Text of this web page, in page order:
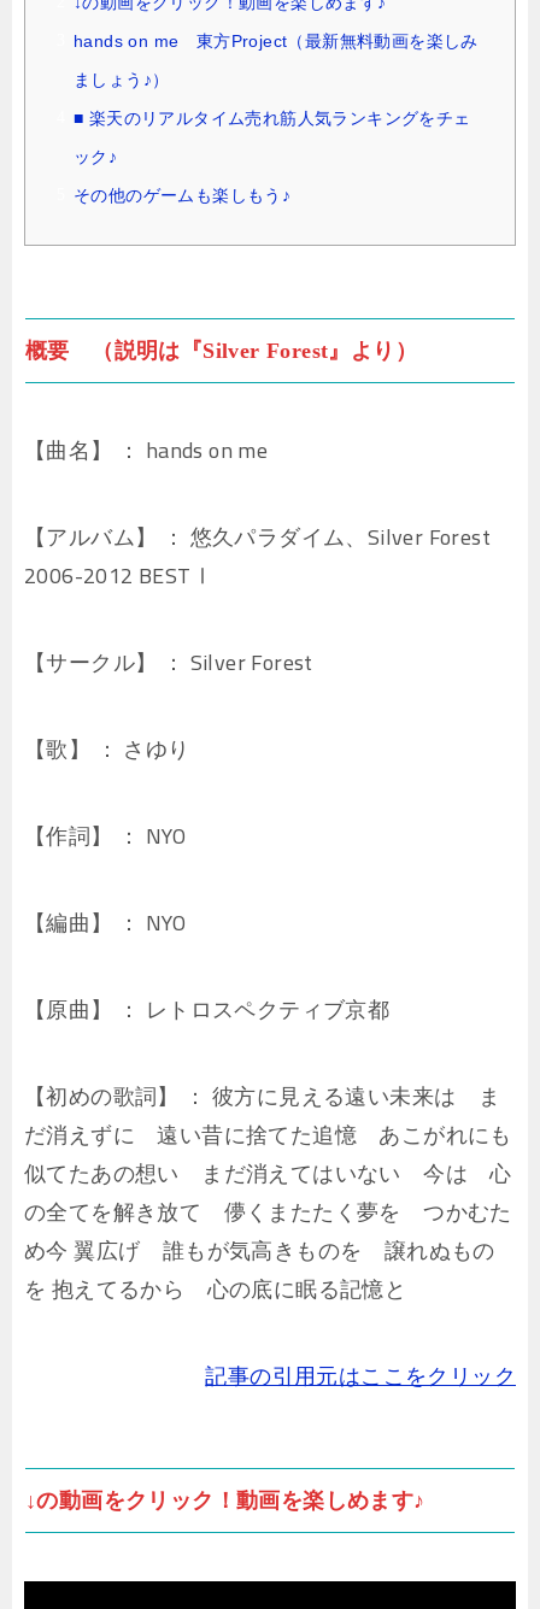
hands on me 東方Project（最新無料動画を楽しみ
ましょう♪）
■ 楽天のリアルタイム売れ筋人気ランキングをチェ
ック♪
その他のゲームも楽しもう♪
概要 （説明は『Silver Forest』より）
【曲名】 ： hands on me
【アルバム】 ： 悠久パラダイム、Silver Forest
2006-2012 BESTⅠ
【サークル】 ： Silver Forest
【歌】 ： さゆり
【作詞】 ： NYO
【編曲】 ： NYO
【原曲】 ： レトロスペクティブ京都
【初めの歌詞】 ： 彼方に見える遠い未来は ま
だ消えずに 遠い昔に捨てた追憶 あこがれにも
似てたあの想い まだ消えてはいない 今は 心
の全てを解き放て 儚くまたたく夢を つかむた
め今 翼広げ 誰もが気高きものを 譲れぬもの
を 抱えてるから 心の底に眠る記憶と
記事の引用元はここをクリック
↓の動画をクリック！動画を楽しめます♪